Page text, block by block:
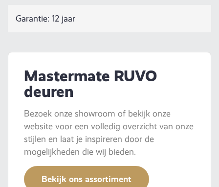
Garantie: 12 jaar
Mastermate RUVO
deuren
Bezoek onze showroom of bekijk onze
website voor een volledig overzicht van onze
stijlen en laat je inspireren door de
mogelijkheden die wij bieden.
Bekijk ons assortiment